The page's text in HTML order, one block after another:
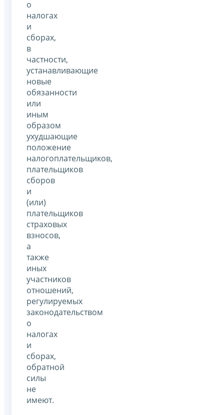
о
налогах
и
сборах,
в
частности,
устанавливающие
новые
обязанности
или
иным
образом
ухудшающие
положение
налогоплательщиков,
плательщиков
сборов
и
(или)
плательщиков
страховых
взносов,
а
также
иных
участников
отношений,
регулируемых
законодательством
о
налогах
и
сборах,
обратной
силы
не
имеют.